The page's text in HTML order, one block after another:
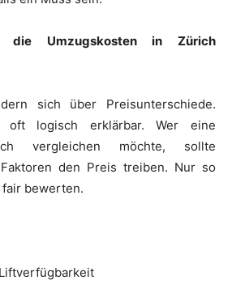
die Umzugskosten in Zürich
sich über Preisunterschiede.
oft logisch erklärbar. Wer eine
vergleichen möchte, sollte
den Preis treiben. Nur so
fair bewerten.